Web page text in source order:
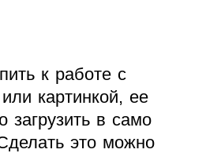
к работе с
картинкой, ее
загрузить в само
это можно